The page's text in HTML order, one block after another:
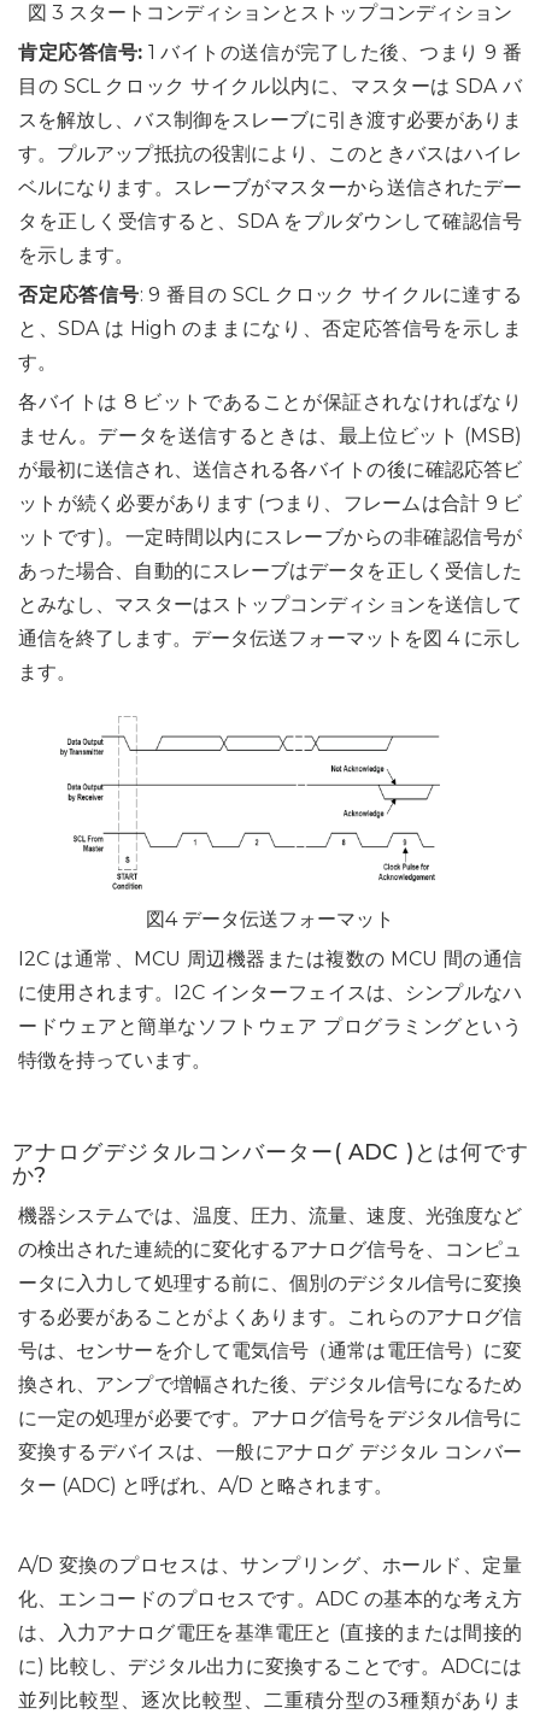
図 3 スタートコンディションとストップコンディション
肯定応答信号: 1 バイトの送信が完了した後、つまり 9 番
目の SCL クロック サイクル以内に、マスターは SDA バ
スを解放し、バス制御をスレーブに引き渡す必要がありま
す。プルアップ抵抗の役割により、このときバスはハイレ
ベルになります。スレーブがマスターから送信されたデー
タを正しく受信すると、SDA をプルダウンして確認信号
を示します。
否定応答信号: 9 番目の SCL クロック サイクルに達する
と、SDA は High のままになり、否定応答信号を示しま
す。
各バイトは 8 ビットであることが保証されなければなり
ません。データを送信するときは、最上位ビット (MSB)
が最初に送信され、送信される各バイトの後に確認応答ビ
ットが続く必要があります (つまり、フレームは合計 9 ビ
ットです)。一定時間以内にスレーブからの非確認信号が
あった場合、自動的にスレーブはデータを正しく受信した
とみなし、マスターはストップコンディションを送信して
通信を終了します。データ伝送フォーマットを図 4 に示し
ます。
図4 データ伝送フォーマット
I2C は通常、MCU 周辺機器または複数の MCU 間の通信
に使用されます。I2C インターフェイスは、シンプルなハ
ードウェアと簡単なソフトウェア プログラミングという
特徴を持っています。
アナログデジタルコンバーター(ADC ) とは何です
か?
機器システムでは、温度、圧力、流量、速度、光強度など
の検出された連続的に変化するアナログ信号を、コンピュ
ータに入力して処理する前に、個別のデジタル信号に変換
する必要があることがよくあります。これらのアナログ信
号は、センサーを介して電気信号（通常は電圧信号）に変
換され、アンプで増幅された後、デジタル信号になるため
に一定の処理が必要です。アナログ信号をデジタル信号に
変換するデバイスは、一般にアナログ デジタル コンバー
ター (ADC) と呼ばれ、A/D と略されます。
A/D 変換のプロセスは、サンプリング、ホールド、定量
化、エンコードのプロセスです。ADC の基本的な考え方
は、入力アナログ電圧を基準電圧と (直接的または間接的
に) 比較し、デジタル出力に変換することです。ADCには
並列比較型、逐次比較型、二重積分型の3種類がありま